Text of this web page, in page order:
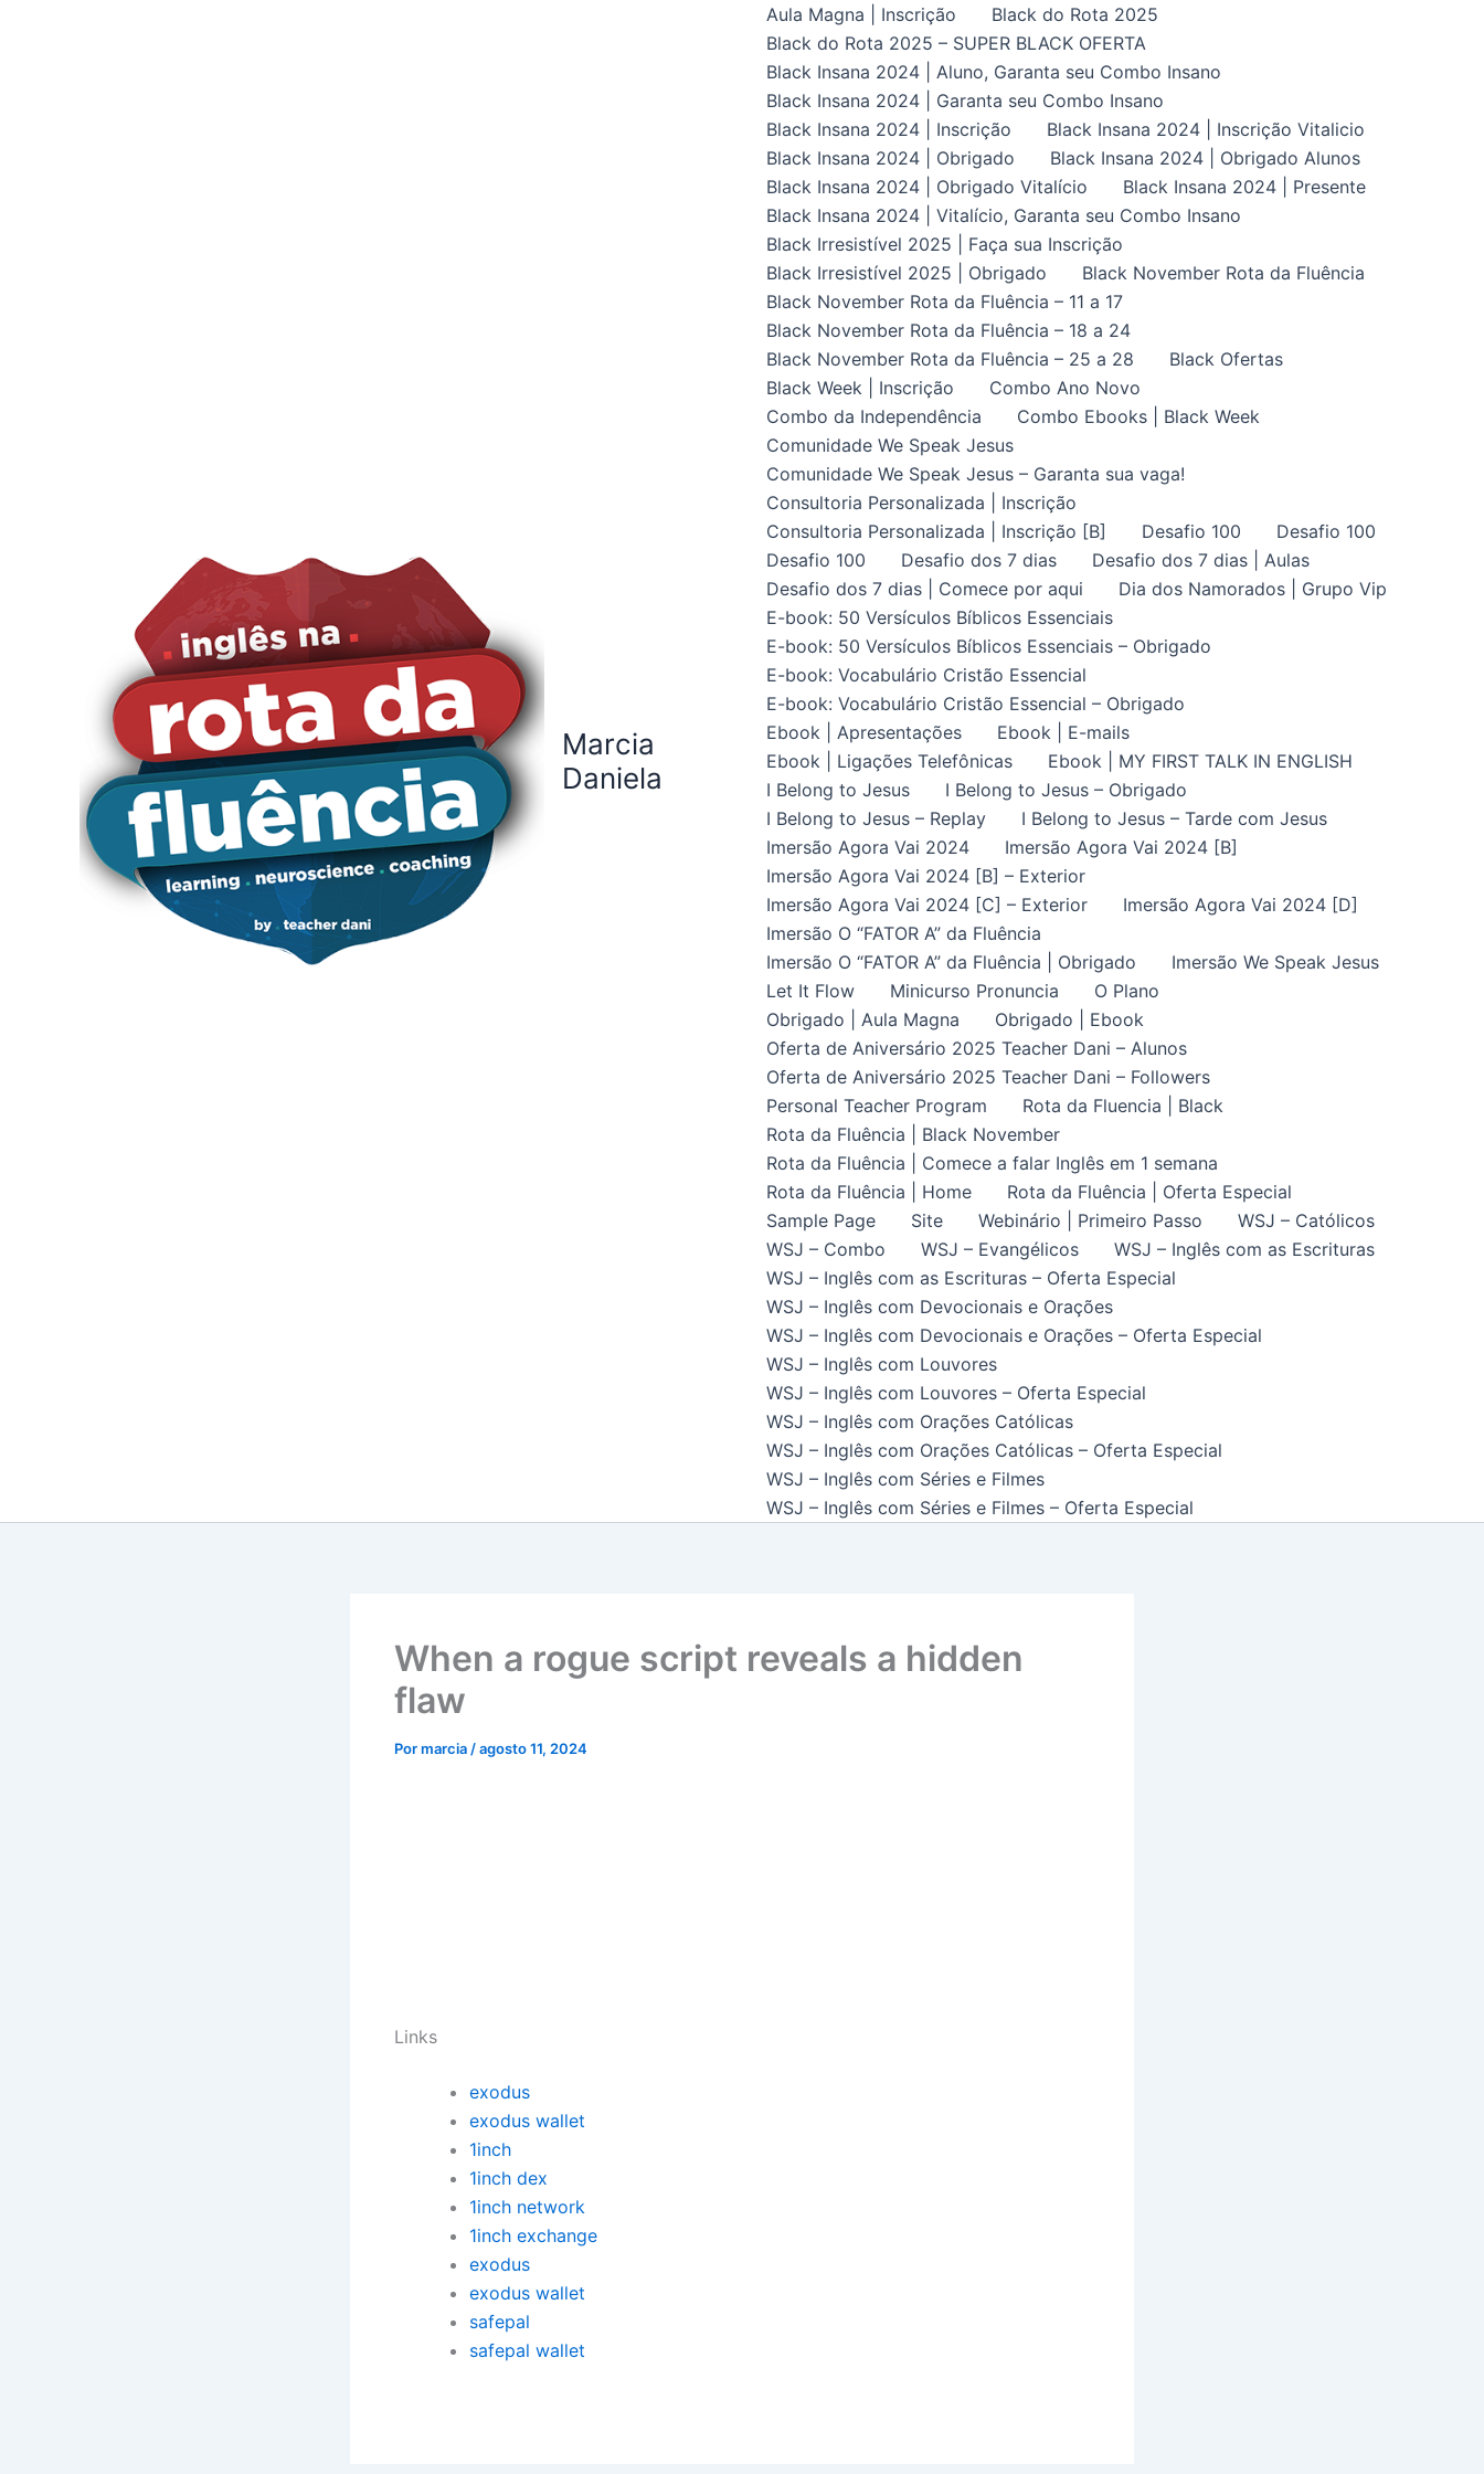
Marcia
Daniela
Aula Magna | Inscrição
Black do Rota 2025
Black do Rota 2025 – SUPER BLACK OFERTA
Black Insana 2024 | Aluno, Garanta seu Combo Insano
Black Insana 2024 | Garanta seu Combo Insano
Black Insana 2024 | Inscrição
Black Insana 2024 | Inscrição Vitalicio
Black Insana 2024 | Obrigado
Black Insana 2024 | Obrigado Alunos
Black Insana 2024 | Obrigado Vitalício
Black Insana 2024 | Presente
Black Insana 2024 | Vitalício, Garanta seu Combo Insano
Black Irresistível 2025 | Faça sua Inscrição
Black Irresistível 2025 | Obrigado
Black November Rota da Fluência
Black November Rota da Fluência – 11 a 17
Black November Rota da Fluência – 18 a 24
Black November Rota da Fluência – 25 a 28
Black Ofertas
Black Week | Inscrição
Combo Ano Novo
Combo da Independência
Combo Ebooks | Black Week
Comunidade We Speak Jesus
Comunidade We Speak Jesus – Garanta sua vaga!
Consultoria Personalizada | Inscrição
Consultoria Personalizada | Inscrição [B]
Desafio 100
Desafio 100
Desafio 100
Desafio dos 7 dias
Desafio dos 7 dias | Aulas
Desafio dos 7 dias | Comece por aqui
Dia dos Namorados | Grupo Vip
E-book: 50 Versículos Bíblicos Essenciais
E-book: 50 Versículos Bíblicos Essenciais – Obrigado
E-book: Vocabulário Cristão Essencial
E-book: Vocabulário Cristão Essencial – Obrigado
Ebook | Apresentações
Ebook | E-mails
Ebook | Ligações Telefônicas
Ebook | MY FIRST TALK IN ENGLISH
I Belong to Jesus
I Belong to Jesus – Obrigado
I Belong to Jesus – Replay
I Belong to Jesus – Tarde com Jesus
Imersão Agora Vai 2024
Imersão Agora Vai 2024 [B]
Imersão Agora Vai 2024 [B] – Exterior
Imersão Agora Vai 2024 [C] – Exterior
Imersão Agora Vai 2024 [D]
Imersão O “FATOR A” da Fluência
Imersão O “FATOR A” da Fluência | Obrigado
Imersão We Speak Jesus
Let It Flow
Minicurso Pronuncia
O Plano
Obrigado | Aula Magna
Obrigado | Ebook
Oferta de Aniversário 2025 Teacher Dani – Alunos
Oferta de Aniversário 2025 Teacher Dani – Followers
Personal Teacher Program
Rota da Fluencia | Black
Rota da Fluência | Black November
Rota da Fluência | Comece a falar Inglês em 1 semana
Rota da Fluência | Home
Rota da Fluência | Oferta Especial
Sample Page
Site Webinário | Primeiro Passo
WSJ – Católicos
WSJ – Combo
WSJ – Evangélicos
WSJ – Inglês com as Escrituras
WSJ – Inglês com as Escrituras – Oferta Especial
WSJ – Inglês com Devocionais e Orações
WSJ – Inglês com Devocionais e Orações – Oferta Especial
WSJ – Inglês com Louvores
WSJ – Inglês com Louvores – Oferta Especial
WSJ – Inglês com Orações Católicas
WSJ – Inglês com Orações Católicas – Oferta Especial
WSJ – Inglês com Séries e Filmes
WSJ – Inglês com Séries e Filmes – Oferta Especial
When a rogue script reveals a hidden
flaw
Pormarcia /agosto 11, 2024
Links
exodus
exodus wallet
1inch
1inch dex
1inch network
1inch exchange
exodus
exodus wallet
safepal
safepal wallet